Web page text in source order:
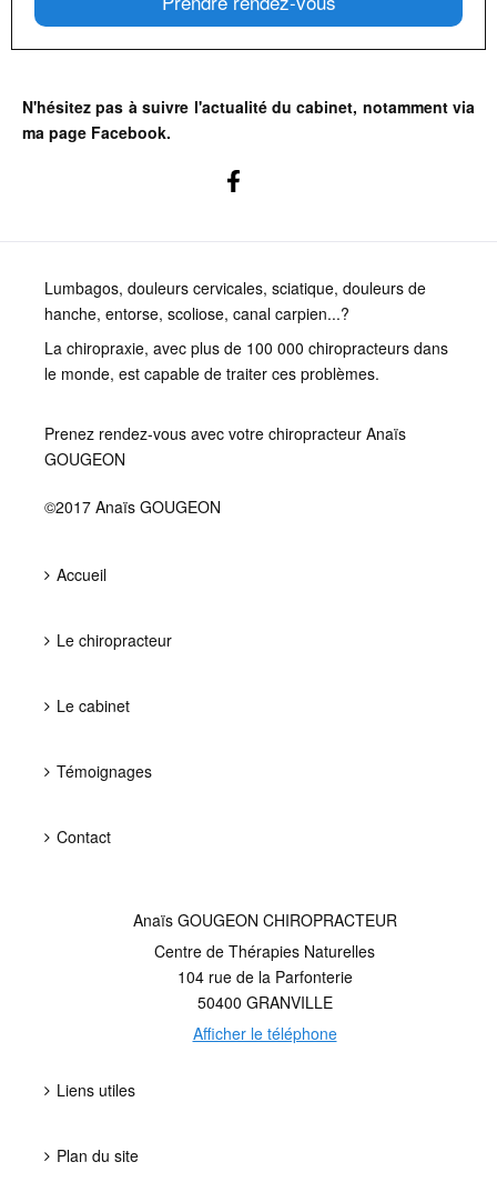
N'hésitez pas à suivre l'actualité du cabinet, notamment via
ma page Facebook.
Lumbagos, douleurs cervicales, sciatique, douleurs de
hanche, entorse, scoliose, canal carpien...?
La chiropraxie, avec plus de 100 000 chiropracteurs dans
le monde, est capable de traiter ces problèmes.
Prenez rendez-vous avec votre chiropracteur Anaïs
GOUGEON
©2017 Anaïs GOUGEON
Accueil
Le chiropracteur
Le cabinet
Témoignages
Contact
Anaïs GOUGEON CHIROPRACTEUR
Centre de Thérapies Naturelles
104 rue de la Parfonterie
50400 GRANVILLE
Afficher le téléphone
Liens utiles
Plan du site